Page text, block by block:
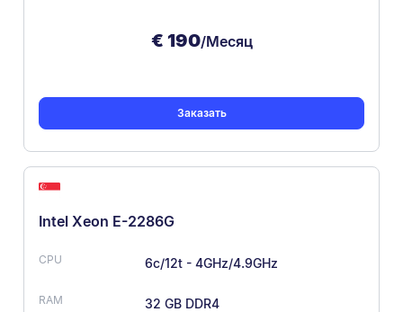
€ 190/Месяц
Заказать
Intel Xeon E-2286G
6c/12t - 4GHz/4.9GHz
32 GB DDR4